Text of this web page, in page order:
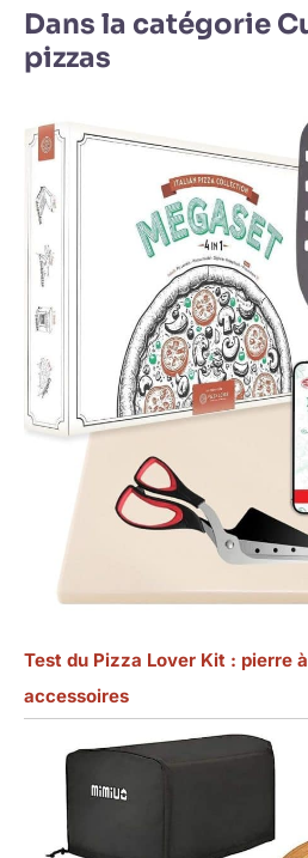
Dans la catégorie
pizzas
Test du Pizza Lover Kit : pierre
accessoires